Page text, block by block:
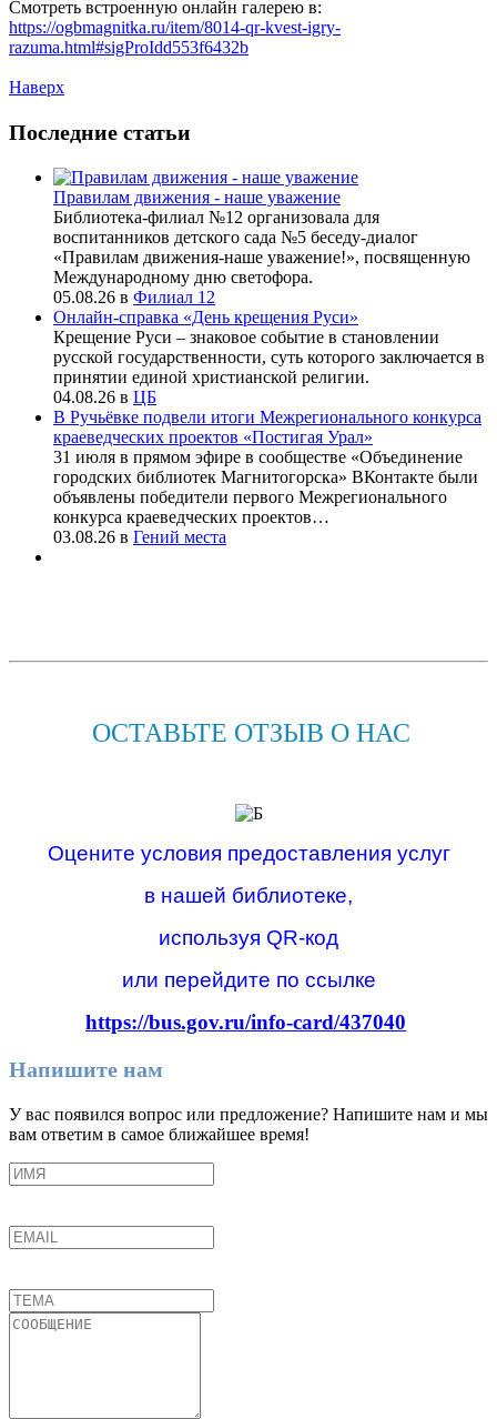
Смотреть встроенную онлайн галерею в:
https://ogbmagnitka.ru/item/8014-qr-kvest-igry-
razuma.html#sigProIdd553f6432b
Наверх
Последние статьи
Правилам движения - наше уважение
Библиотека-филиал №12 организовала для
воспитанников детского сада №5 беседу-диалог
«Правилам движения-наше уважение!», посвященную
Международному дню светофора.
05.08.26 в Филиал 12
Онлайн-справка «День крещения Руси»
Крещение Руси – знаковое событие в становлении
русской государственности, суть которого заключается в
принятии единой христианской религии.
04.08.26 в ЦБ
В Ручьёвке подвели итоги Межрегионального конкурса
краеведческих проектов «Постигая Урал»
31 июля в прямом эфире в сообществе «Объединение
городских библиотек Магнитогорска» ВКонтакте были
объявлены победители первого Межрегионального
конкурса краеведческих проектов…
03.08.26 в Гений места
ОСТАВЬТЕ ОТЗЫВ О НАС
Оцените условия предоставления услуг
в нашей библиотеке,
используя QR-код
или перейдите по ссылке
https://bus.gov.ru/info-card/437040
Напишите нам
У вас появился вопрос или предложение? Напишите нам и мы
вам ответим в самое ближайшее время!